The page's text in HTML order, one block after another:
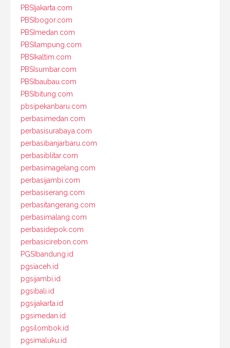
PBSIjakarta.com
PBSIbogor.com
PBSImedan.com
PBSIlampung.com
PBSIkaltim.com
PBSIsumbar.com
PBSIbaubau.com
PBSIbitung.com
pbsipekanbaru.com
perbasimedan.com
perbasisurabaya.com
perbasibanjarbaru.com
perbasiblitar.com
perbasimagelang.com
perbasijambi.com
perbasiserang.com
perbasitangerang.com
perbasimalang.com
perbasidepok.com
perbasicirebon.com
PGSIbandung.id
pgsiaceh.id
pgsijambi.id
pgsibali.id
pgsijakarta.id
pgsimedan.id
pgsilombok.id
pgsimaluku.id